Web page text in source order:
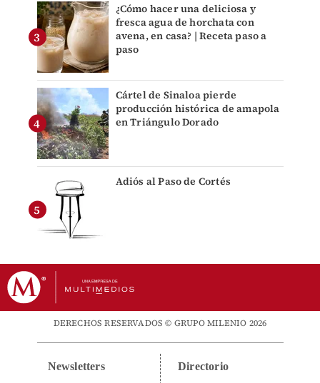
¿Cómo hacer una deliciosa y
fresca agua de horchata con
avena, en casa? | Receta paso a
paso
Cártel de Sinaloa pierde
producción histórica de amapola
en Triángulo Dorado
Adiós al Paso de Cortés
DERECHOS RESERVADOS © GRUPO MILENIO 2026
Newsletters Directorio